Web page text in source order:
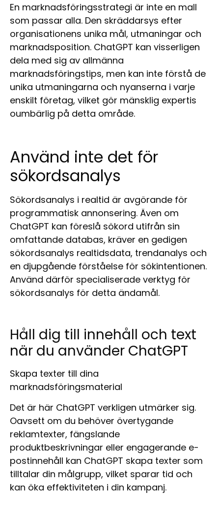
En marknadsföringsstrategi är inte en mall
som passar alla. Den skräddarsys efter
organisationens unika mål, utmaningar och
marknadsposition. ChatGPT kan visserligen
dela med sig av allmänna
marknadsföringstips, men kan inte förstå de
unika utmaningarna och nyanserna i varje
enskilt företag, vilket gör mänsklig expertis
oumbärlig på detta område.
Använd inte det för
sökordsanalys
Sökordsanalys i realtid är avgörande för
programmatisk annonsering. Även om
ChatGPT kan föreslå sökord utifrån sin
omfattande databas, kräver en gedigen
sökordsanalys realtidsdata, trendanalys och
en djupgående förståelse för sökintentionen.
Använd därför specialiserade verktyg för
sökordsanalys för detta ändamål.
Håll dig till innehåll och text
när du använder ChatGPT
Skapa texter till dina
marknadsföringsmaterial
Det är här ChatGPT verkligen utmärker sig.
Oavsett om du behöver övertygande
reklamtexter, fängslande
produktbeskrivningar eller engagerande e-
postinnehåll kan ChatGPT skapa texter som
tilltalar din målgrupp, vilket sparar tid och
kan öka effektiviteten i din kampanj.